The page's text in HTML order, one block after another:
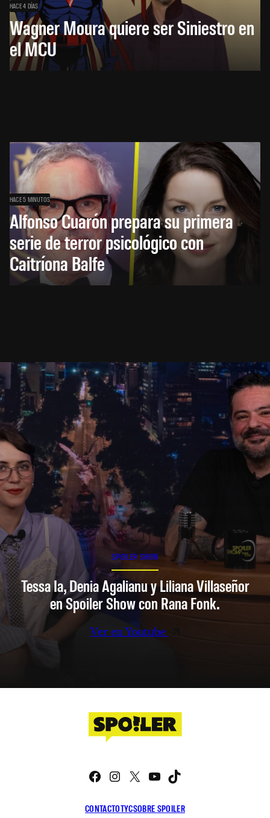
HACE 4 DÍAS
Wagner Moura quiere ser Siniestro en
el MCU
HACE 5 MINUTOS
Alfonso Cuarón prepara su primera
serie de terror psicológico con
Caitríona Balfe
SPOILER SHOW
Tessa Ia, Denia Agalianu y Liliana Villaseñor
en Spoiler Show con Rana Fonk.
Ver en Youtube
CONTACTOTYCSOBRE SPOILER
Facebook
Instagram
X YouTube